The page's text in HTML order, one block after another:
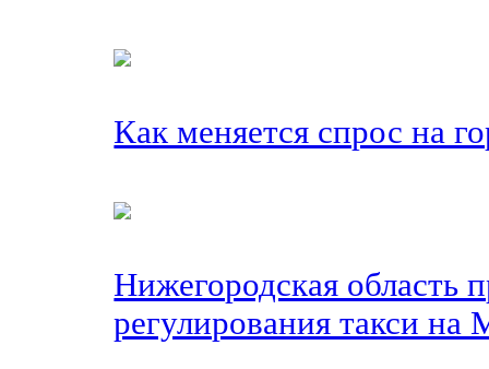
Как меняется спрос на
Нижегородская область
регулирования такси